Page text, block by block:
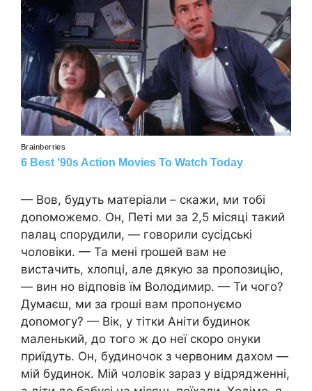
— Вов, будуть матеріали – скажи, ми тобі
доnоможемо. Он, Петі ми за 2,5 місяці такий
палац спорудили, — говорили сусідські
чоловіки. — Та мені rрошей вам не
вистачить, хлопці, але дякую за пропозицію,
— вин но відповів їм Володимир. — Ти чого?
Думаєш, ми за rроші вам пропонуємо
доnомогу? — Вік, у тітки Аніти будинок
маленький, до того ж до неї скоро онуки
приїдуть. Он, будиночок з червоним дахом —
мій будинок. Мій чоловік зараз у відрядженні,